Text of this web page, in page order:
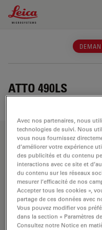
Leica Microsystems Logo
ATTO 490LS
Domaines
Microscopes pour
de la vie
Les microscopes de
Avec nos partenaires, nous
technologies de suivi. Nous
vous nous fournissez
d’améliorer votre expérience
des publicités et du contenu
interactions avec ce site et
du contenu sur les réseaux
mesurer l’efficacité de nos
Accepter tous les cookies »,
partage de ces données avec
Vous pouvez modifier vos
dans la section « Paramètres
Consultez notre Notice en